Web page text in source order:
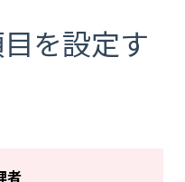
を設定す
者